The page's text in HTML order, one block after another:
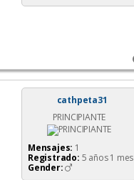
cathpeta31
PRINCIPIANTE
Mensajes: 1
Registrado: 5 años 1 mes
Gender: